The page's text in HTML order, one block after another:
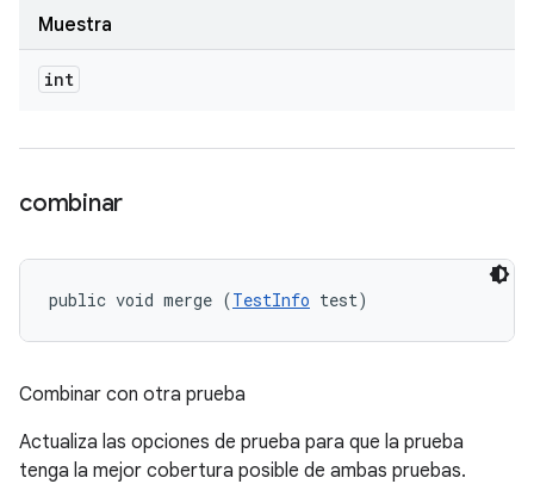
Muestra
int
combinar
public void merge (TestInfo test)
Combinar con otra prueba
Actualiza las opciones de prueba para que la prueba
tenga la mejor cobertura posible de ambas pruebas.